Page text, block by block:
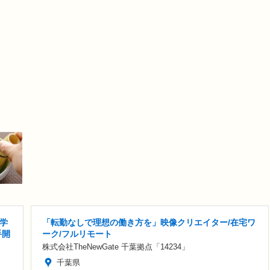
「転勤なしで理想の働き方を」映像クリエイター/在宅ワ
ーク/フルリモート
株式会社TheNewGate 千葉拠点「14234」
千葉県